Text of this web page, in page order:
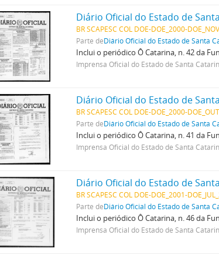
Diário Oficial do Estado de
BR SCAPESC COL DOE-DOE_2000-
Parte deDiário Oficial do Estado de Santa
Inclui o periódico Ô Catarina, n. 42 da
Imprensa Oficial do Estado de Santa
Diário Oficial do Estado de
BR SCAPESC COL DOE-DOE_2000-
Parte deDiário Oficial do Estado de Santa
Inclui o periódico Ô Catarina, n. 41 da
Imprensa Oficial do Estado de Santa
Diário Oficial do Estado de
BR SCAPESC COL DOE-DOE_2001-
Parte deDiário Oficial do Estado de Santa
Inclui o periódico Ô Catarina, n. 46 da
Imprensa Oficial do Estado de Santa